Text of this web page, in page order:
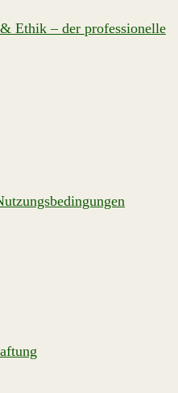
Ethik – der professionelle